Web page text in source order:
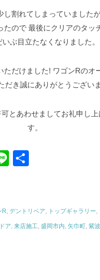
し割れてしまっていました
たので 最後にクリアのタッ
いぶ目立たなくなりました。
ただけました! ワゴンRのオ
だき誠にありがとうござい
とあわせましてお礼申し上
す。
Li
R, デントリペア, トップギャラリー,
ア, 来店施工, 盛岡市内, 矢巾町, 紫